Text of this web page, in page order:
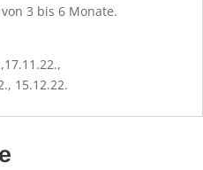
3 bis 6 Monate.
15.12.22.